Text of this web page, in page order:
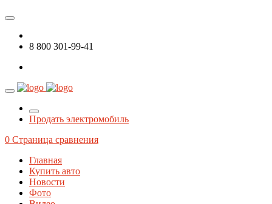
8 800 301-99-41
Продать электромобиль
0 Страница сравнения
Главная
Купить авто
Новости
Фото